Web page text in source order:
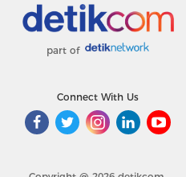
part of
Connect With Us